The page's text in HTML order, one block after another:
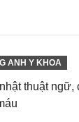
ANH Y KHOA
thuật ngữ,